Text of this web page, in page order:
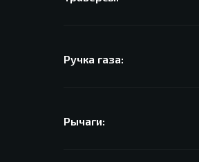
Ручка газа:
Рычаги: